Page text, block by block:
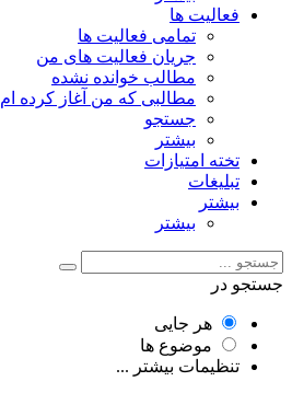
فعالیت ها
تمامی فعالیت ها
جریان فعالیت های من
مطالب خوانده نشده
مطالبی که من آغاز کرده ام
جستجو
بیشتر
تخته امتیازات
تبلیغات
بیشتر
بیشتر
جستجو در
هر جایی
موضوع ها
تنظیمات بیشتر ...